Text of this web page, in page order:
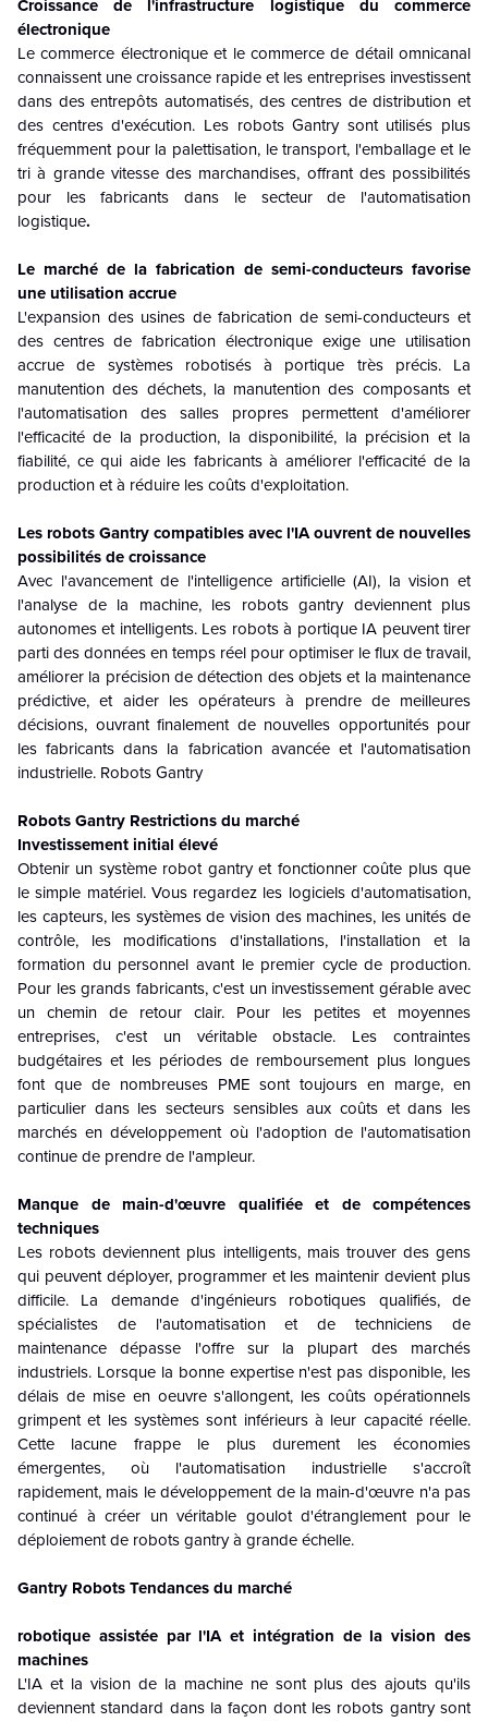
Croissance de l'infrastructure logistique du commerce
électronique
Le commerce électronique et le commerce de détail omnicanal
connaissent une croissance rapide et les entreprises investissent
dans des entrepôts automatisés, des centres de distribution et
des centres d'exécution. Les robots Gantry sont utilisés plus
fréquemment pour la palettisation, le transport, l'emballage et le
tri à grande vitesse des marchandises, offrant des possibilités
pour les fabricants dans le secteur de l'automatisation
logistique.
Le marché de la fabrication de semi-conducteurs favorise
une utilisation accrue
L'expansion des usines de fabrication de semi-conducteurs et
des centres de fabrication électronique exige une utilisation
accrue de systèmes robotisés à portique très précis. La
manutention des déchets, la manutention des composants et
l'automatisation des salles propres permettent d'améliorer
l'efficacité de la production, la disponibilité, la précision et la
fiabilité, ce qui aide les fabricants à améliorer l'efficacité de la
production et à réduire les coûts d'exploitation.
Les robots Gantry compatibles avec l'IA ouvrent de nouvelles
possibilités de croissance
Avec l'avancement de l'intelligence artificielle (AI), la vision et
l'analyse de la machine, les robots gantry deviennent plus
autonomes et intelligents. Les robots à portique IA peuvent tirer
parti des données en temps réel pour optimiser le flux de travail,
améliorer la précision de détection des objets et la maintenance
prédictive, et aider les opérateurs à prendre de meilleures
décisions, ouvrant finalement de nouvelles opportunités pour
les fabricants dans la fabrication avancée et l'automatisation
industrielle. Robots Gantry
Robots Gantry Restrictions du marché
Investissement initial élevé
Obtenir un système robot gantry et fonctionner coûte plus que
le simple matériel. Vous regardez les logiciels d'automatisation,
les capteurs, les systèmes de vision des machines, les unités de
contrôle, les modifications d'installations, l'installation et la
formation du personnel avant le premier cycle de production.
Pour les grands fabricants, c'est un investissement gérable avec
un chemin de retour clair. Pour les petites et moyennes
entreprises, c'est un véritable obstacle. Les contraintes
budgétaires et les périodes de remboursement plus longues
font que de nombreuses PME sont toujours en marge, en
particulier dans les secteurs sensibles aux coûts et dans les
marchés en développement où l'adoption de l'automatisation
continue de prendre de l'ampleur.
Manque de main-d'œuvre qualifiée et de compétences
techniques
Les robots deviennent plus intelligents, mais trouver des gens
qui peuvent déployer, programmer et les maintenir devient plus
difficile. La demande d'ingénieurs robotiques qualifiés, de
spécialistes de l'automatisation et de techniciens de
maintenance dépasse l'offre sur la plupart des marchés
industriels. Lorsque la bonne expertise n'est pas disponible, les
délais de mise en oeuvre s'allongent, les coûts opérationnels
grimpent et les systèmes sont inférieurs à leur capacité réelle.
Cette lacune frappe le plus durement les économies
émergentes, où l'automatisation industrielle s'accroît
rapidement, mais le développement de la main-d'œuvre n'a pas
continué à créer un véritable goulot d'étranglement pour le
déploiement de robots gantry à grande échelle.
Gantry Robots Tendances du marché
robotique assistée par l'IA et intégration de la vision des
machines
L'IA et la vision de la machine ne sont plus des ajouts qu'ils
deviennent standard dans la façon dont les robots gantry sont